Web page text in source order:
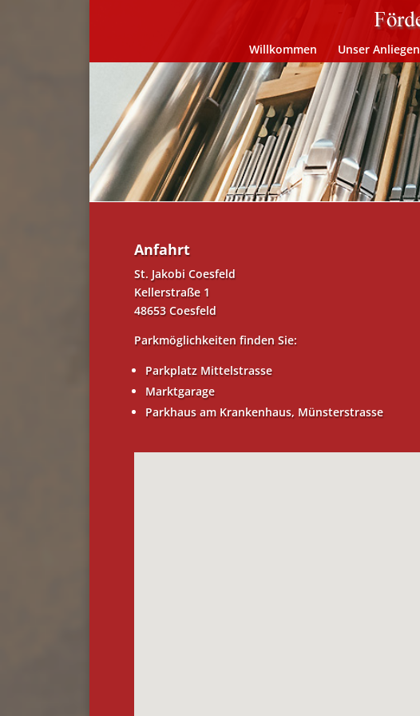
Willkommen Unser Anliegen
Anfahrt
St. Jakobi Coesfeld
Kellerstraße 1
48653 Coesfeld
Parkmöglichkeiten finden Sie:
Parkplatz Mittelstrasse
Marktgarage
Parkhaus am Krankenhaus, Münsterstrasse